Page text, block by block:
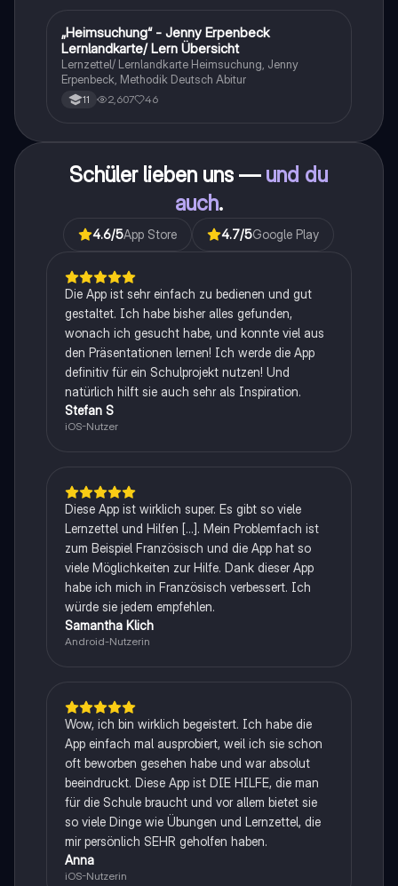
Deutsch
„Heimsuchung“ - Jenny Erpenbeck
Lernlandkarte/ Lern Übersicht
Lernzettel/ Lernlandkarte Heimsuchung, Jenny
Erpenbeck, Methodik Deutsch Abitur
11 2,607 46
Schüler lieben uns — und du
auch.
4.6/5App Store 4.7/5Google Play
Die App ist sehr einfach zu bedienen und gut
gestaltet. Ich habe bisher alles gefunden,
wonach ich gesucht habe, und konnte viel aus
den Präsentationen lernen! Ich werde die App
definitiv für ein Schulprojekt nutzen! Und
natürlich hilft sie auch sehr als Inspiration.
Stefan S
iOS-Nutzer
Diese App ist wirklich super. Es gibt so viele
Lernzettel und Hilfen [...]. Mein Problemfach ist
zum Beispiel Französisch und die App hat so
viele Möglichkeiten zur Hilfe. Dank dieser App
habe ich mich in Französisch verbessert. Ich
würde sie jedem empfehlen.
Samantha Klich
Android-Nutzerin
Wow, ich bin wirklich begeistert. Ich habe die
App einfach mal ausprobiert, weil ich sie schon
oft beworben gesehen habe und war absolut
beeindruckt. Diese App ist DIE HILFE, die man
für die Schule braucht und vor allem bietet sie
so viele Dinge wie Übungen und Lernzettel, die
mir persönlich SEHR geholfen haben.
Anna
iOS-Nutzerin